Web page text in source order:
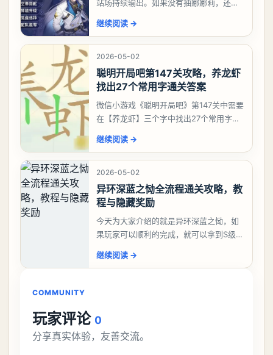
站场持续输出。如果没有抽娜娜莉，还没
有娜娜莉缺另外一个二队C想打深渊也可以
考虑养个白藏
继续阅读 →
2026-05-02
聪明开局吧第147关攻略，养龙虾
找出27个常用字通关答案
微信小游戏《聪明开局吧》第147关中需要
在【养龙虾】三个字中找出27个常用字，
大、夫、夰、巾、中、虫、下、虾、卜、
囗、吓、卟、
继续阅读 →
2026-05-02
异环深蓝之恸全流程通关攻略，教
程与隐藏奖励
今天为大家介绍的就是异环深蓝之恸，如
果玩家可以顺利的完成，就可以拿到S级弧
比较高的，对于那些新手玩家并不建议直
继续阅读 →
COMMUNITY
玩家评论 0
分享真实体验，友善交流。